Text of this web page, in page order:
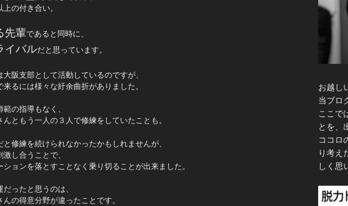
上の付き合い。
先輩であると同時に、
イバルだと思っています。
大阪支部として活動しているのですが、
来るには様々な紆余曲折がありました。
範の指導もなく、
んともう一人の３人で修練をしていたことも。
と修練を続けられなかったかもしれませんが、
激し合うことで、
ションを落とすことなく乗り切ることが出来ました。
だったと思うのは、
んの得意分野が違ったことです。
お越し
当ブロ
ここで
とを、
ココロ
り考え
しく思